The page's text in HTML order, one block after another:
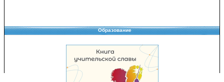
Образование
Copyright © 2008-2026 Управление образования
Перепечатка и использование материалов возможны только с разрешения
Управления образования.
103,971,748 уникальных посетителей